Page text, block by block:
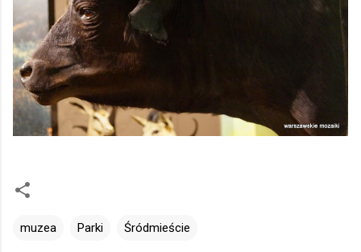
muzea Parki Śródmieście